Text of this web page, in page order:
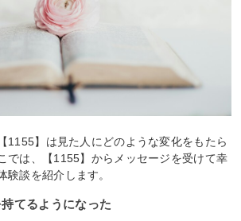
1155】は見た人にどのような変化をもたら
では、【1155】からメッセージを受けて幸
験談を紹介します。
てるようになった